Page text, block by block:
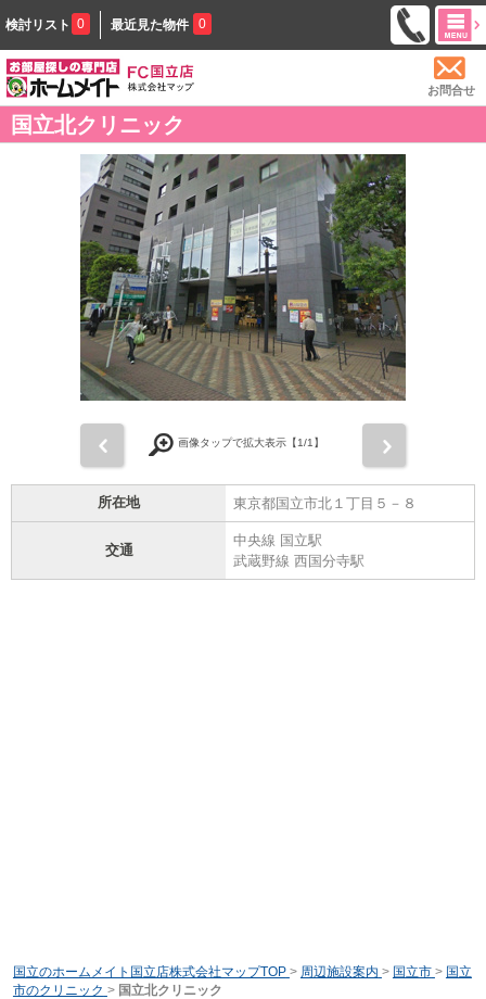
検討リスト 0 最近見た物件 0
お問合せ
国立北クリニック
画像タップで拡大表示【1/1】
所在地 東京都国立市北１丁目５－８
交通
中央線 国立駅
武蔵野線 西国分寺駅
国立のホームメイト国立店株式会社マップTOP > 周辺施設案内 > 国立市 > 国立
市のクリニック > 国立北クリニック